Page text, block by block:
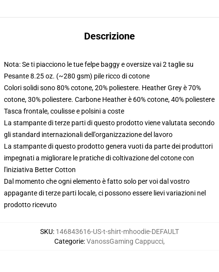
Descrizione
Nota: Se ti piacciono le tue felpe baggy e oversize vai 2 taglie su
Pesante 8.25 oz. (~280 gsm) pile ricco di cotone
Colori solidi sono 80% cotone, 20% poliestere. Heather Grey è 70%
cotone, 30% poliestere. Carbone Heather è 60% cotone, 40% poliestere
Tasca frontale, coulisse e polsini a coste
La stampante di terze parti di questo prodotto viene valutata secondo
gli standard internazionali dell'organizzazione del lavoro
La stampante di questo prodotto genera vuoti da parte dei produttori
impegnati a migliorare le pratiche di coltivazione del cotone con
l'iniziativa Better Cotton
Dal momento che ogni elemento è fatto solo per voi dal vostro
appagante di terze parti locale, ci possono essere lievi variazioni nel
prodotto ricevuto
SKU: 146843616-US-t-shirt-mhoodie-DEFAULT
Categorie:VanossGaming Cappucci,